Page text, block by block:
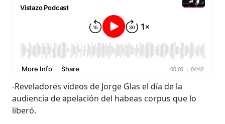
-Reveladores videos de Jorge Glas el día de la
audiencia de apelación del habeas corpus que lo
liberó.